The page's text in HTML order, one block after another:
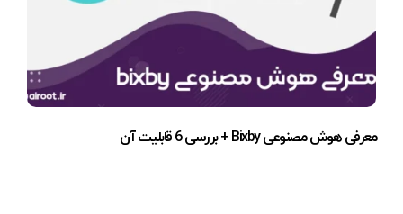
معرفی هوش مصنوعی Bixby + بررسی 6 قابلیت آن